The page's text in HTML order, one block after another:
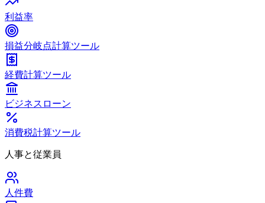
利益率
損益分岐点計算ツール
経費計算ツール
ビジネスローン
消費税計算ツール
人事と従業員
人件費